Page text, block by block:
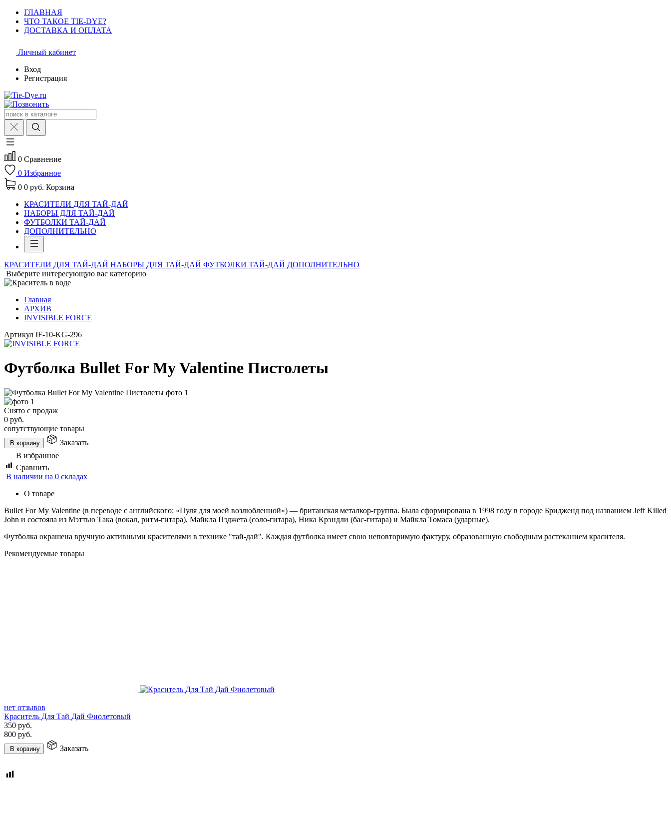
ГЛАВНАЯ
ЧТО ТАКОЕ TIE-DYE?
ДОСТАВКА И ОПЛАТА
Личный кабинет
Вход
Регистрация
0 Сравнение
0 Избранное
0 0 руб. Корзина
КРАСИТЕЛИ ДЛЯ ТАЙ-ДАЙ
НАБОРЫ ДЛЯ ТАЙ-ДАЙ
ФУТБОЛКИ ТАЙ-ДАЙ
ДОПОЛНИТЕЛЬНО
КРАСИТЕЛИ ДЛЯ ТАЙ-ДАЙ НАБОРЫ ДЛЯ ТАЙ-ДАЙ ФУТБОЛКИ ТАЙ-ДАЙ ДОПОЛНИТЕЛЬНО
Выберите интересующую вас категорию
Главная
АРХИВ
INVISIBLE FORCE
Артикул IF-10-KG-296
Футболка Bullet For My Valentine Пистолеты
Снято с продаж
0 руб.
сопутствующие товары
В корзину
Заказать
В избранное
Сравнить
В наличии на 0 складах
О товаре
Bullet For My Valentine (в переводе с английского: «Пуля для моей возлюбленной») — британская металкор-группа. Была сформирована в 1998 году в городе Бридженд под названием Jeff Killed
John и состояла из Мэттью Така (вокал, ритм-гитара), Майкла Пэджета (соло-гитара), Ника Крэндли (бас-гитара) и Майкла Томаса (ударные).
Футболка окрашена вручную активными красителями в технике "тай-дай". Каждая футболка имеет свою неповторимую фактуру, образованную свободным растеканием красителя.
Рекомендуемые товары
нет отзывов
Краситель Для Тай Дай Фиолетовый
350 руб.
800 руб.
В корзину Заказать